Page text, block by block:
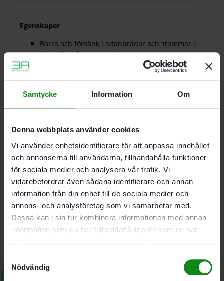
Samtycke Information Om
Denna webbplats använder cookies
Vi använder enhetsidentifierare för att anpassa innehållet
och annonserna till användarna, tillhandahålla funktioner
för sociala medier och analysera vår trafik. Vi
vidarebefordrar även sådana identifierare och annan
information från din enhet till de sociala medier och
annons- och analysföretag som vi samarbetar med.
Dessa kan i sin tur kombinera informationen med annan
information som du har tillhandahållit eller som de har
Nödvändig
Egenskaper
Borra och försänk i altanbrädor och stommar i
ett enda arbetsmoment
För alla Festools skruvdragare. används med
altanbrädor
Diameter 4 mm; Max. borrdjup 60 mm; Förpackning 1
Det finns inga recensioner än.
Bli först med att recensera ”Festool Borrförsänkare
BSTA HS D 4 L60 CE”
Du måste vara
inloggad för att skriva en recension.
Relaterade produkter